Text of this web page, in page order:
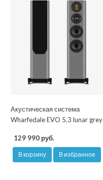
Акустическая система
Wharfedale EVO 5.3 lunar grey
129 990 руб.
В корзину В избранное